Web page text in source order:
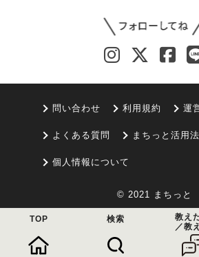
問い合わせ 利用規約 運
よくある質問 まちっと活用法
個人情報について
© 2021 まちっと
TOP 検索
教え
／教